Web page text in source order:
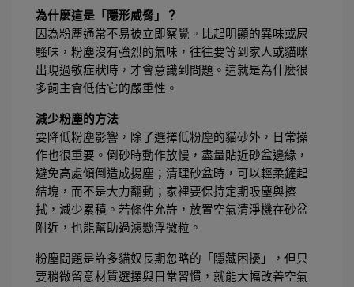
為什麼這是「隱形威脅」？
因為粉塵通常不易被立即察覺。比起明顯的異味或尿
騷味，粉塵沒有強烈的氣味，往往要等到家人或貓咪
出現過敏症狀時，才會意識到問題。這就是為什麼很
多飼主會低估它的嚴重性。
減少粉塵的方法
要降低粉塵影響，除了選擇低粉塵的貓砂外，日常操
作也很重要。倒砂時動作放慢，盡量貼近砂盆邊緣，
避免高處傾倒造成揚塵；清理砂盆時，可以輕柔鏟起
結塊，而不是大力翻動；家裡要保持定期吸塵與擦
拭，減少累積。若條件允許，放置空氣清淨機在砂盆
附近，也能幫助過濾懸浮微粒。
粉塵問題是許多貓奴長期忽略的「隱藏困擾」，但只
要稍微留意材質選擇與日常習慣，就能大幅改善空氣